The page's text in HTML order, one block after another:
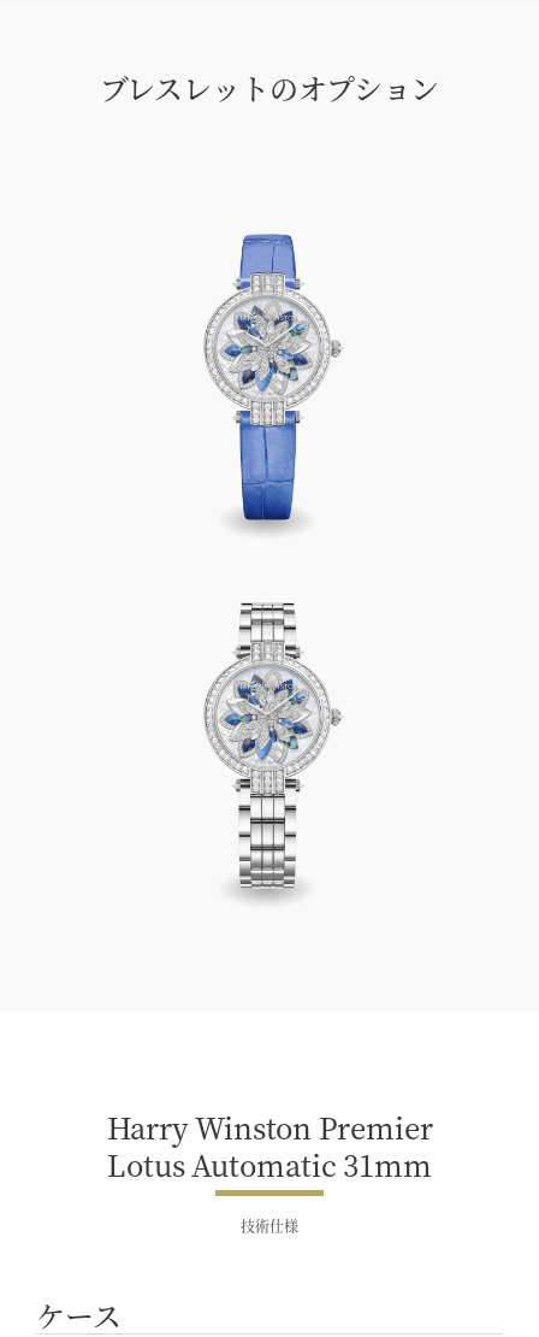
でお問合せ下さい。
ブレスレットのオプション
Harry Winston Premier
Lotus Automatic 31mm
技術仕様
ケース